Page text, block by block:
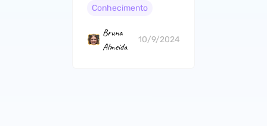
Conhecimento
Bruna
Almeida
10/9/2024